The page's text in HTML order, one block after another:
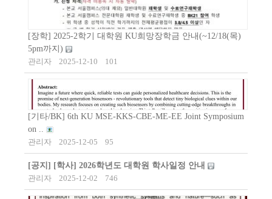
[장학] 2025-2학기 대학원 KU희망장학금 안내(~12/18(목)
5pm까지)
관리자
2025-12-10 101
[기타/BK] 6th KU MSE-KKS-CBE-ME-EE Joint Symposium
on ..
관리자
2025-12-05 95
[공지] [학사] 2026학년도 대학원 학사일정 안내
관리자
2025-12-02 746